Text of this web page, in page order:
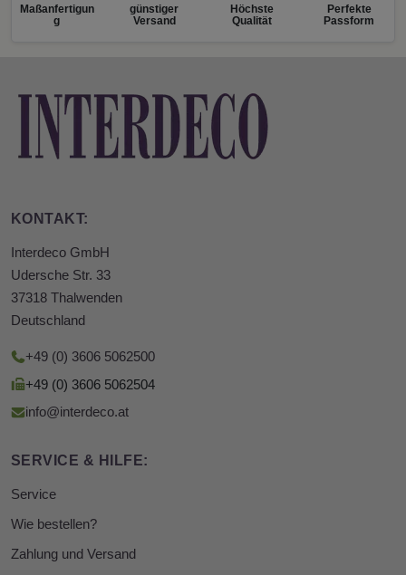
Maßanfertigun
g
günstiger
Versand
Höchste
Qualität
Perfekte
Passform
KONTAKT:
Interdeco GmbH
Udersche Str. 33
37318 Thalwenden
Deutschland
+49 (0) 3606 5062500
+49 (0) 3606 5062504
info@interdeco.at
SERVICE & HILFE:
Service
Wie bestellen?
Zahlung und Versand